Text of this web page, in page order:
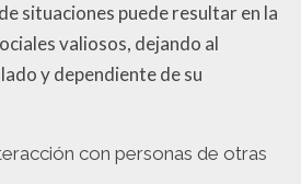
situaciones puede resultar en la
valiosos, dejando al
y dependiente de su
con personas de otras